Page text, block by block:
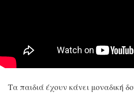
Τα παιδιά έχουν κάνει μοναδική